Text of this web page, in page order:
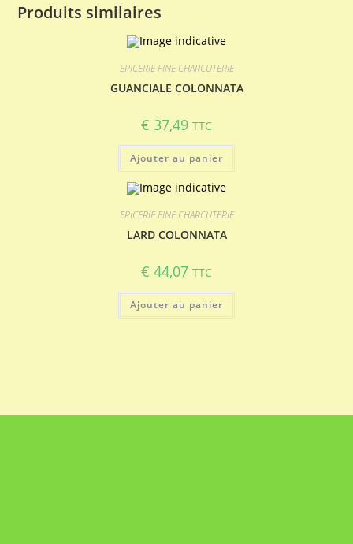
Produits similaires
EPICERIE FINE CHARCUTERIE
GUANCIALE COLONNATA
€ 37,49 TTC
Ajouter au panier
EPICERIE FINE CHARCUTERIE
LARD COLONNATA
€ 44,07 TTC
Ajouter au panier